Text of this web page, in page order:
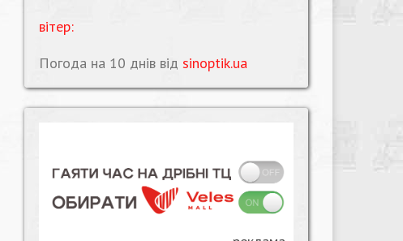
вітер:
Погода на 10 днів від sinoptik.ua